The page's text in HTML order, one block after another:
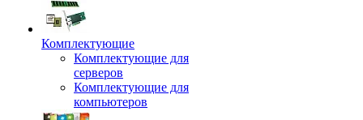
Комплектующие
Комплектующие для
серверов
Комплектующие для
компьютеров